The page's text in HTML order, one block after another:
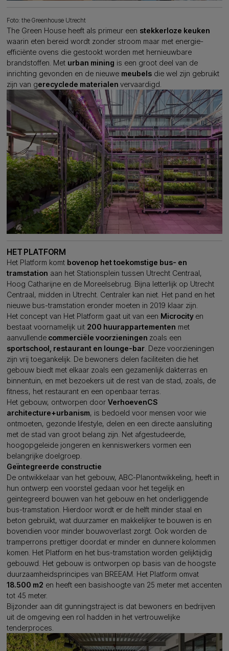
Foto: the Greenhouse Utrecht
The Green House heeft als primeur een stekkerloze keuken
waarin eten bereid wordt zonder stroom maar met energie-
efficiënte ovens die gestookt worden met hernieuwbare
brandstoffen. Met urban mining is een groot deel van de
inrichting gevonden en de nieuwe meubels die wel zijn gebruikt
zijn van gerecyclede materialen vervaardigd.
HET PLATFORM
Het Platform komt bovenop het toekomstige bus- en
tramstation aan het Stationsplein tussen Utrecht Centraal,
Hoog Catharijne en de Moreelsebrug. Bijna letterlijk op Utrecht
Centraal, midden in Utrecht. Centraler kan niet. Het pand en het
nieuwe bus-tramstation eronder moeten in 2019 klaar zijn.
Het concept van Het Platform gaat uit van een Microcity en
bestaat voornamelijk uit 200 huurappartementen met
aanvullende commerciële voorzieningen zoals een
sportschool, restaurant en lounge-bar . Deze voorzieningen
zijn vrij toegankelijk. De bewoners delen faciliteiten die het
gebouw biedt met elkaar zoals een gezamenlijk dakterras en
binnentuin, en met bezoekers uit de rest van de stad, zoals, de
fitness, het restaurant en een openbaar terras.
Het gebouw, ontworpen door VerhoevenCS
architecture+urbanism, is bedoeld voor mensen voor wie
ontmoeten, gezonde lifestyle, delen en een directe aansluiting
met de stad van groot belang zijn. Net afgestudeerde,
hoogopgeleide jongeren en kenniswerkers vormen een
belangrijke doelgroep.
Geïntegreerde constructie
De ontwikkelaar van het gebouw, ABC-Planontwikkeling, heeft in
hun ontwerp een voorstel gedaan voor het tegelijk en
geïntegreerd bouwen van het gebouw en het onderliggende
bus-tramstation. Hierdoor wordt er de helft minder staal en
beton gebruikt, wat duurzamer en makkelijker te bouwen is en
bovendien voor minder bouwoverlast zorgt. Ook worden de
tramperrons prettiger doordat er minder en dunnere kolommen
komen. Het Platform en het bus-tramstation worden gelijktijdig
gebouwd. Het gebouw is ontworpen op basis van de hoogste
duurzaamheidsprincipes van BREEAM. Het Platform omvat
18.500 m2 en heeft een basishoogte van 25 meter met accenten
tot 45 meter.
Bijzonder aan dit gunningstraject is dat bewoners en bedrijven
uit de omgeving een rol hadden in het vertrouwelijke
tenderproces.